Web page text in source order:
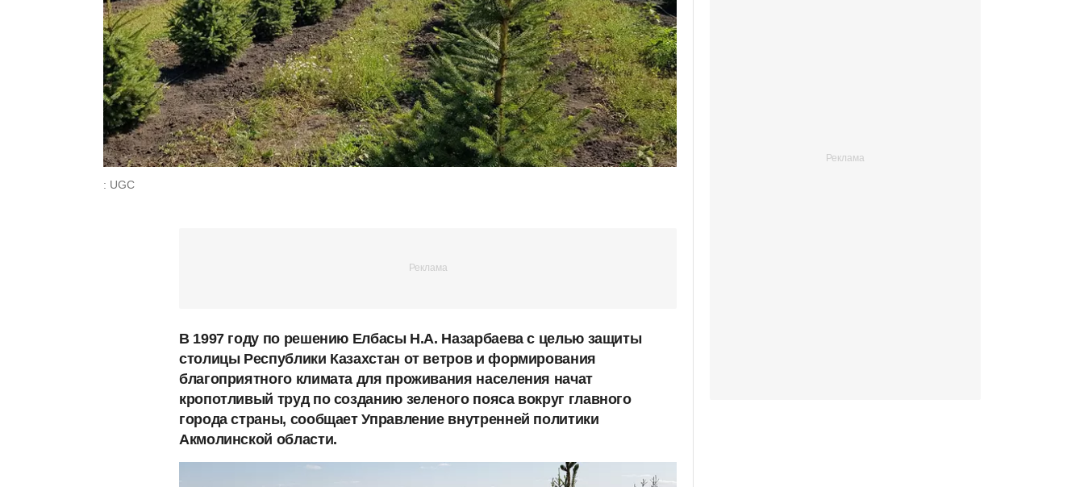
: UGC
В 1997 году по решению Елбасы Н.А. Назарбаева с целью защиты
столицы Республики Казахстан от ветров и формирования
благоприятного климата для проживания населения начат
кропотливый труд по созданию зеленого пояса вокруг главного
города страны, сообщает Управление внутренней политики
Акмолинской области.